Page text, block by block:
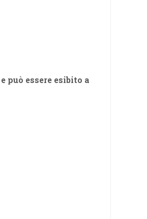
può essere esibito a